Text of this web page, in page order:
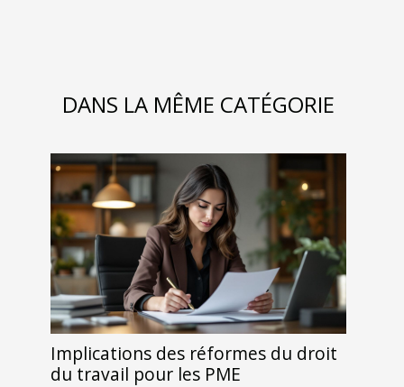
DANS LA MÊME CATÉGORIE
Implications des réformes du droit
du travail pour les PME